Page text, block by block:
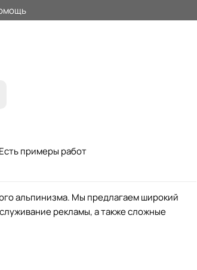
Есть примеры работ
альпинизма. Мы предлагаем широкий
рекламы, а также сложные